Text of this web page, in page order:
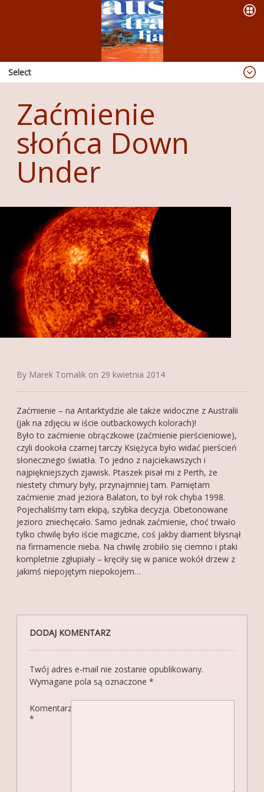
Select
Dzieje się
OFERTA
PREZENTACJE
WYPRAWY
ABORIGINAL ART
PUBLIKACJE
RADIO
FOTOGALERIA
O MNIE
KONTAKT
Zaćmienie
słońca Down
Under
By Marek Tomalik on 29 kwietnia 2014
Zaćmienie – na Antarktydzie ale także widoczne z Australii
(jak na zdjęciu w iście outbackowych kolorach)!
Było to zaćmienie obrączkowe (zaćmienie pierścieniowe),
czyli dookoła czarnej tarczy Księżyca było widać pierścień
słonecznego światła. To jedno z najciekawszych i
najpiękniejszych zjawisk. Ptaszek pisał mi z Perth, że
niestety chmury były, przynajmniej tam. Pamiętam
zaćmienie znad jeziora Balaton, to był rok chyba 1998.
Pojechaliśmy tam ekipą, szybka decyzja. Obetonowane
jezioro zniechęcało. Samo jednak zaćmienie, choć trwało
tylko chwilę było iście magiczne, coś jakby diament błysnął
na firmamencie nieba. Na chwilę zrobiło się ciemno i ptaki
kompletnie zgłupiały – kręciły się w panice wokół drzew z
jakimś niepojętym niepokojem…
DODAJ KOMENTARZ
Twój adres e-mail nie zostanie opublikowany.
Wymagane pola są oznaczone *
Komentarz
*